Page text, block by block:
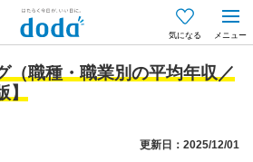
気になる
（職種・職業別の平均年収／
】
更新日：2025/12/01